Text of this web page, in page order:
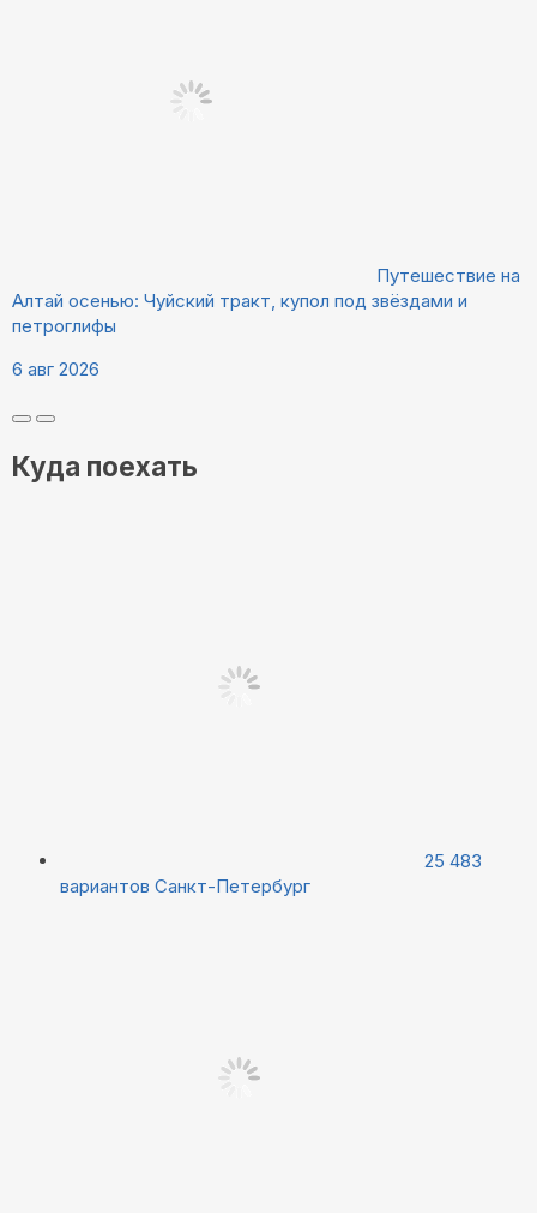
Путешествие на
Алтай осенью: Чуйский тракт, купол под звёздами и
петроглифы
6 авг 2026
Куда поехать
25 483
вариантов Санкт-Петербург